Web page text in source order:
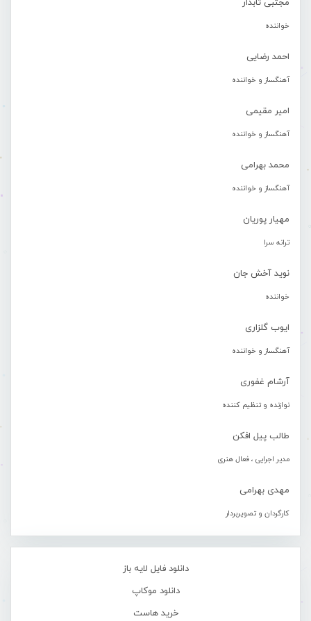
مجتبی تابدار
خواننده
احمد رضایی
آهنگساز و خواننده
امیر مقیمی
آهنگساز و خواننده
محمد بهرامی
آهنگساز و خواننده
مهیار پوریان
ترانه سرا
نوید آخش جان
خواننده
ایوب گلزاری
آهنگساز و خواننده
آرشام غفوری
نوازنده و تنظیم کننده
طالب پیل افکن
مدیر اجرایی ، فعال هنری
مهدی بهرامی
کارگردان و تصویربردار
دانلود فایل لایه باز
دانلود موکاپ
خرید هاست